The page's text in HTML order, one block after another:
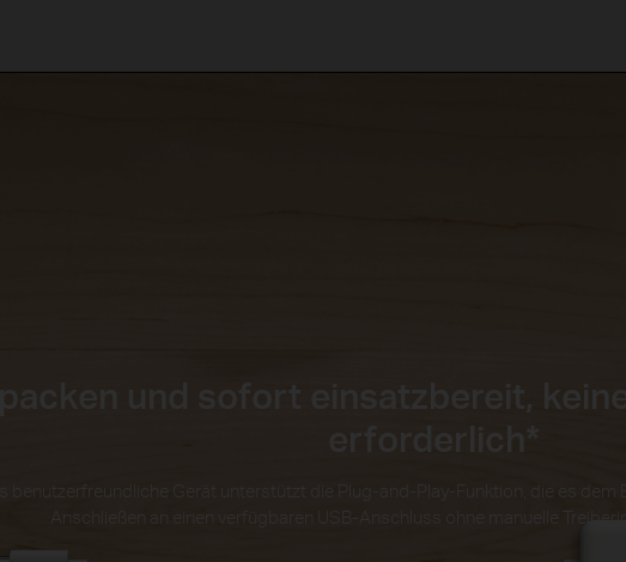
und sofort einsatzbereit,
erforderlich
benutzerfreundliche Gerät unterstützt die Plug-and-Play-Funktion, die es dem
Anschließen an einen verfügbaren USB-Anschluss ohne manuelle